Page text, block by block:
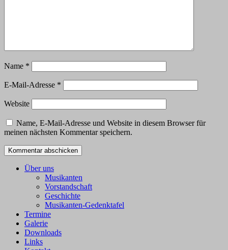
Name *
E-Mail-Adresse *
Website
Name, E-Mail-Adresse und Website in diesem Browser für
meinen nächsten Kommentar speichern.
Über uns
Musikanten
Vorstandschaft
Geschichte
Musikanten-Gedenktafel
Termine
Galerie
Downloads
Links